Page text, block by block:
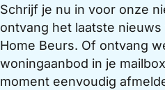
Schrijf je nu in voor onze
ontvang het laatste nieuws
Home Beurs. Of ontvang
woningaanbod in je
moment eenvoudig